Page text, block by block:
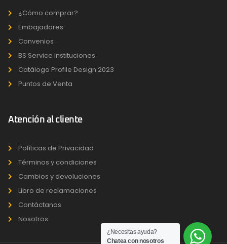
¿Cómo comprar?
Embajadores
Convenios
BS Service Instituciones
Catálogo Profile Design 2023
Puntos de Venta
Atención al cliente
Políticas de Privacidad
Términos y condiciones
Cambios y devoluciones
Libro de reclamaciones
Contáctanos
Nosotros
¿Necesitas ayuda?
Chatea con nosotros